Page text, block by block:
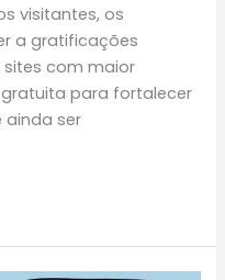
visitantes, os
a gratificações
sites com maior
para fortalecer
ainda ser